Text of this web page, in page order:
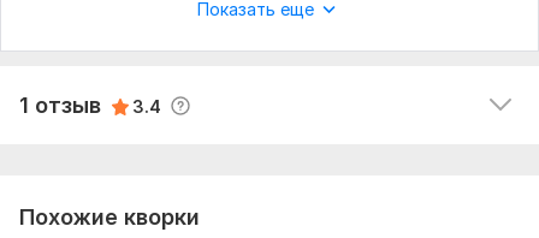
Показать еще
1 отзыв 3.4
Большое спасибо Юлии за быстрое и
Ответ продавца Читать
Похожие кворки